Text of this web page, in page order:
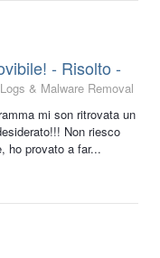
- Risolto -
& Malware Removal
mi son ritrovata un
Non riesco
ho provato a far...